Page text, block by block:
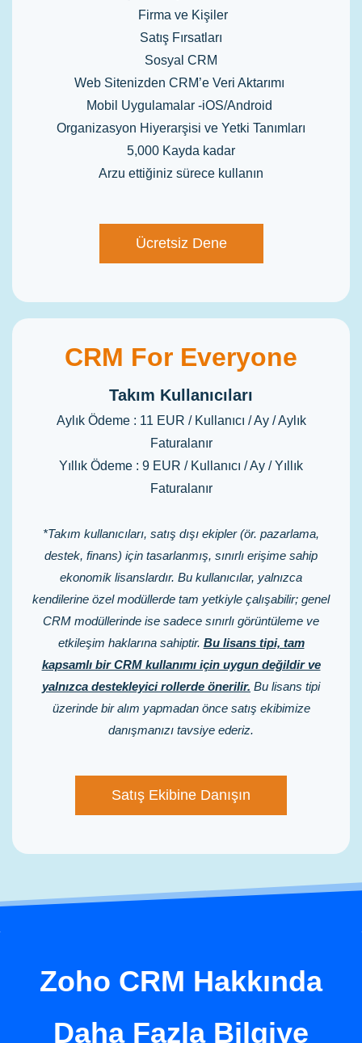
Firma ve Kişiler
Satış Fırsatları
Sosyal CRM
Web Sitenizden CRM’e Veri Aktarımı
Mobil Uygulamalar -iOS/Android
Organizasyon Hiyerarşisi ve Yetki Tanımları
5,000 Kayda kadar
Arzu ettiğiniz sürece kullanın
Ücretsiz Dene
CRM For Everyone
Takım Kullanıcıları
Aylık Ödeme : 11 EUR / Kullanıcı / Ay / Aylık
Faturalanır
Yıllık Ödeme : 9 EUR / Kullanıcı / Ay / Yıllık
Faturalanır
*Takım kullanıcıları, satış dışı ekipler (ör. pazarlama,
destek, finans) için tasarlanmış, sınırlı erişime sahip
ekonomik lisanslardır. Bu kullanıcılar, yalnızca
kendilerine özel modüllerde tam yetkiyle çalışabilir; genel
CRM modüllerinde ise sadece sınırlı görüntüleme ve
etkileşim haklarına sahiptir. Bu lisans tipi, tam
kapsamlı bir CRM kullanımı için uygun değildir ve
yalnızca destekleyici rollerde önerilir. Bu lisans tipi
üzerinde bir alım yapmadan önce satış ekibimize
danışmanızı tavsiye ederiz.
Satış Ekibine Danışın
Zoho CRM Hakkında
Daha Fazla Bilgiye